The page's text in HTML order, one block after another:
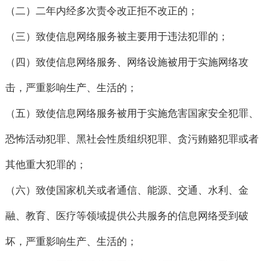
（二）二年内经多次责令改正拒不改正的；
（三）致使信息网络服务被主要用于违法犯罪的；
（四）致使信息网络服务、网络设施被用于实施网络攻
击，严重影响生产、生活的；
（五）致使信息网络服务被用于实施危害国家安全犯罪、
恐怖活动犯罪、黑社会性质组织犯罪、贪污贿赂犯罪或者
其他重大犯罪的；
（六）致使国家机关或者通信、能源、交通、水利、金
融、教育、医疗等领域提供公共服务的信息网络受到破
坏，严重影响生产、生活的；